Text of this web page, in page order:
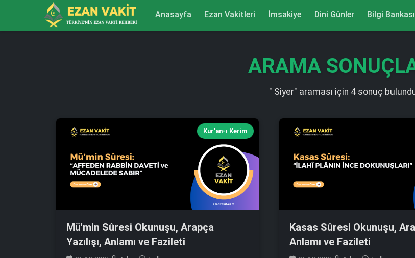
Anasayfa Ezan Vakitleri İmsakiye Dini Günler Bilgi Bankası
ARAMA
" Siyer" araması için 4 sonuç
Kur'an-ı Kerim
Mü'min Sûresi Okunuşu, Arapça
Yazılışı, Anlamı ve Fazileti
Kasas Sûresi Okunuşu,
Anlamı ve Fazileti